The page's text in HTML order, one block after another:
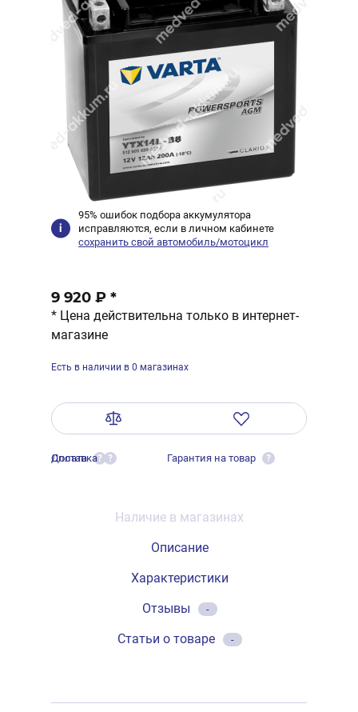
95% ошибок подбора аккумулятора
исправляются, если в личном кабинете
сохранить свой автомобиль/мотоцикл
9 920 ₽ *
* Цена действительна только в интернет-
магазине
Есть в наличии в 0 магазинах
Оплата ?
Доставка ? Гарантия на товар ?
Наличие в магазинах
Описание
Характеристики
Отзывы
-
Статьи о товаре -